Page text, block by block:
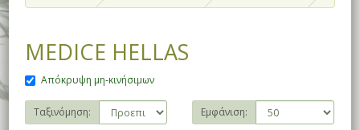
MEDICE HELLAS
Απόκρυψη μη-κινήσιμων
Ταξινόμηση: Εμφάνιση: